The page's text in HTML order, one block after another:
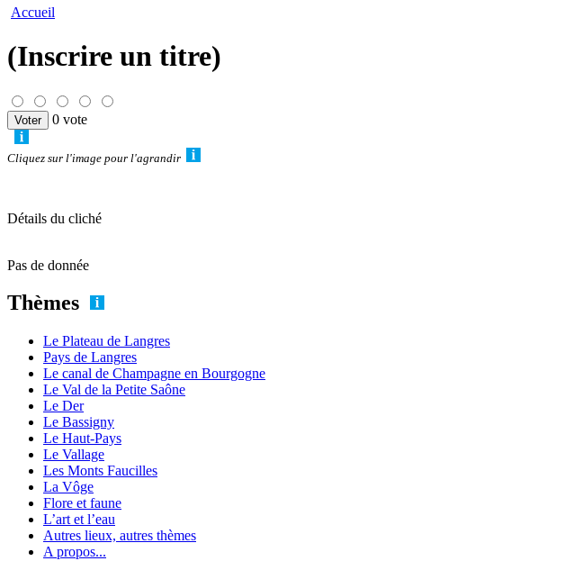
Accueil
(Inscrire un titre)
0 vote
Cliquez sur l'image pour l'agrandir
Détails du cliché
Pas de donnée
Thèmes
Le Plateau de Langres
Pays de Langres
Le canal de Champagne en Bourgogne
Le Val de la Petite Saône
Le Der
Le Bassigny
Le Haut-Pays
Le Vallage
Les Monts Faucilles
La Vôge
Flore et faune
L’art et l’eau
Autres lieux, autres thèmes
A propos...